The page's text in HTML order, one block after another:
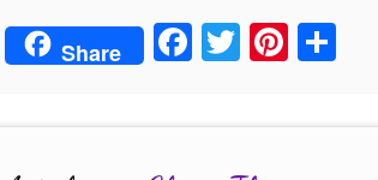
Share Facebook
Twitter